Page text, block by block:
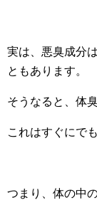
実は、悪臭成分
ともあります。
そうなると、体
これはすぐにで
つまり、体の中